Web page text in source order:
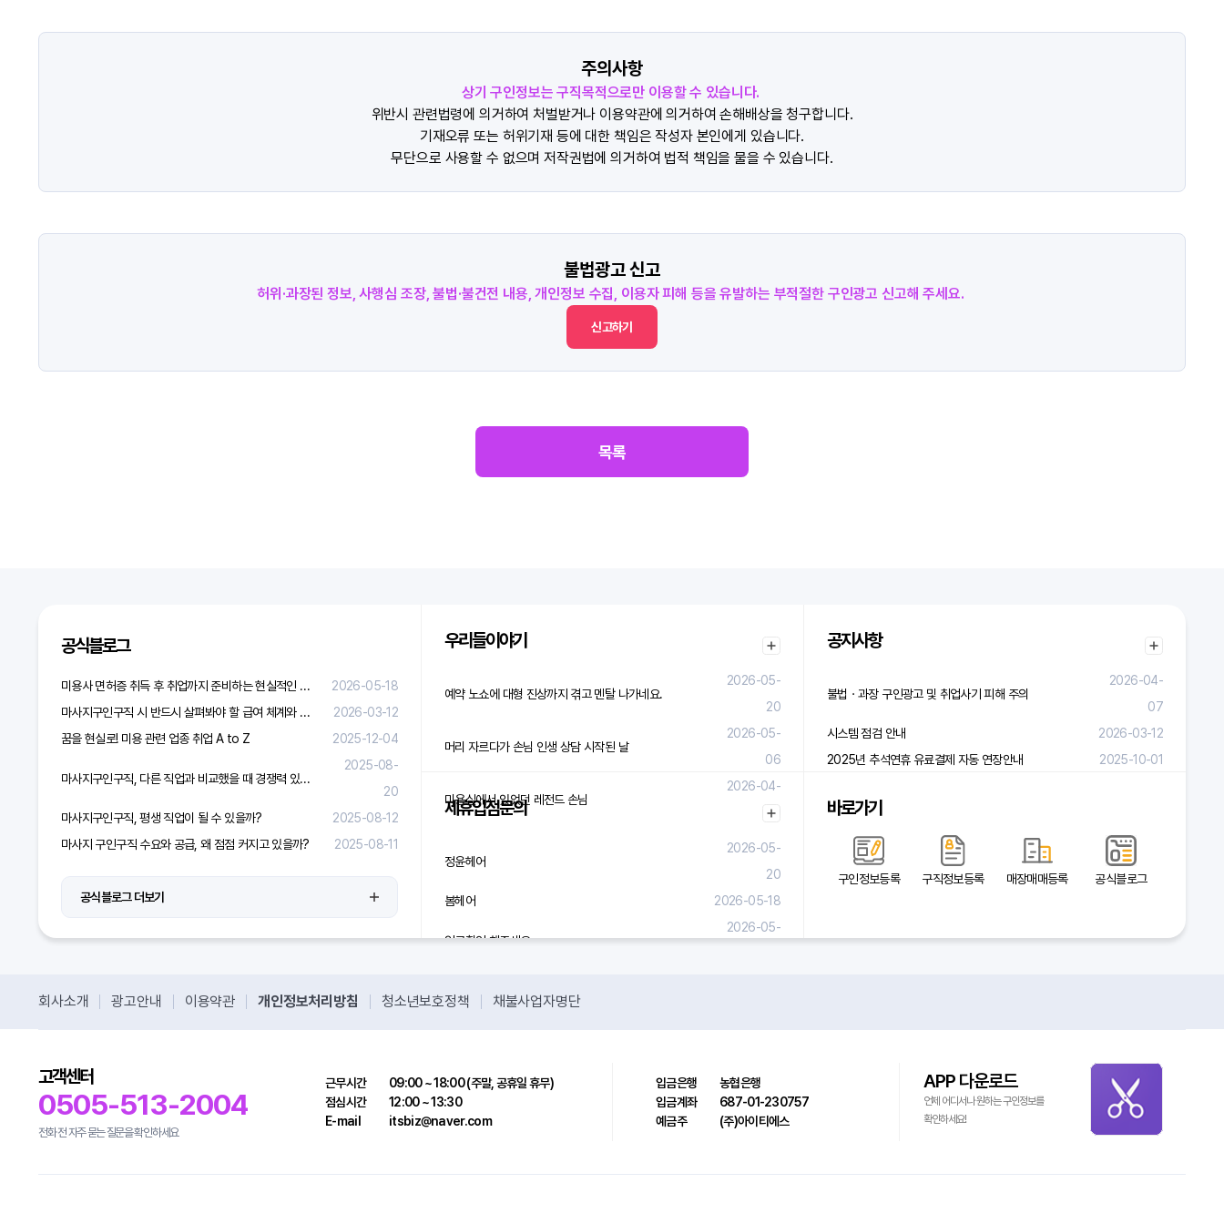
주의사항
상기 구인정보는 구직목적으로만 이용할 수 있습니다.
위반시 관련법령에 의거하여 처벌받거나 이용약관에 의거하여 손해배상을 청구합니다.
기재오류 또는 허위기재 등에 대한 책임은 작성자 본인에게 있습니다.
무단으로 사용할 수 없으며 저작권법에 의거하여 법적 책임을 물을 수 있습니다.
불법광고 신고
허위·과장된 정보, 사행심 조장, 불법·불건전 내용, 개인정보 수집, 이용자 피해 등을 유발하는 부적절한 구인광고 신고해 주세요.
신고하기
목록
공식블로그
미용사 면허증 취득 후 취업까지 준비하는 현실적인 방법
2026-05-18
마사지구인구직 시 반드시 살펴봐야 할 급여 체계와 합리적 보상 가이드
2026-03-12
꿈을 현실로! 미용 관련 업종 취업 A to Z
2025-12-04
마사지구인구직, 다른 직업과 비교했을 때 경쟁력 있을까?
2025-08-
20
마사지구인구직, 평생 직업이 될 수 있을까?
2025-08-12
마사지 구인구직 수요와 공급, 왜 점점 커지고 있을까?
2025-08-11
공식블로그 더보기
우리들이야기
예약 노쇼에 대형 진상까지 겪고 멘탈 나가네요.
2026-05-
20
머리 자르다가 손님 인생 상담 시작된 날
2026-05-
06
미용실에서 있었던 레전드 손님
2026-04-
29
제휴입점문의
정윤헤어
2026-05-
20
봄헤어
2026-05-18
입금확인 해주세요.
2026-05-
공지사항
불법ㆍ과장 구인광고 및 취업사기 피해 주의
2026-04-
07
시스템 점검 안내
2026-03-12
2025년 추석연휴 유료결제 자동 연장안내
2025-10-01
바로가기
구인정보등록 구직정보등록 매장매매등록 공식블로그
회사소개 광고안내 이용약관 개인정보처리방침 청소년보호정책 채불사업자명단
고객센터
0505-513-2004
전화 전 자주 묻는 질문을 확인하세요
근무시간
09:00 ~ 18:00 (주말, 공휴일 휴무)
점심시간
12:00 ~ 13:30
E-mail
itsbiz@naver.com
입금은행
농협은행
입금계좌
687-01-230757
예금주
(주)아이티에스
APP 다운로드
언제 어디서나 원하는 구인정보를
확인하세요!